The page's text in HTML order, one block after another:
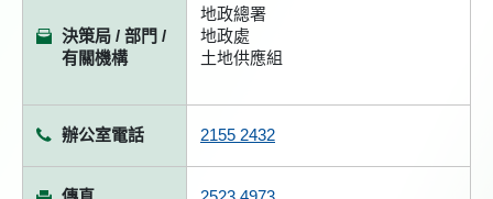
決策局 / 部門 /
有關機構
地政總署
地政處
土地供應組
辦公室電話 2155 2432